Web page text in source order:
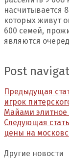
насчитывается
которых живут
600 семей,
являются
Post
Предыдущая
игрок
Майами элитное
Следующая
цены на
Другие новости